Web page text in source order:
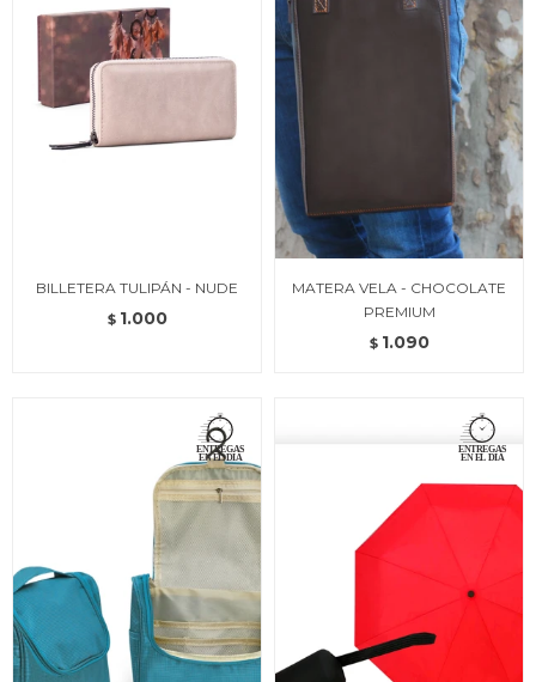
BILLETERA TULIPÁN - NUDE
$ 1.000
MATERA VELA - CHOCOLATE
PREMIUM
$ 1.090